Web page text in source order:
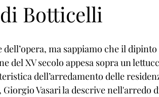
Botticelli
ma sappiamo che il
del XV secolo appesa sopra un
dell’arredamento delle
Vasari la descrive nell'arredo